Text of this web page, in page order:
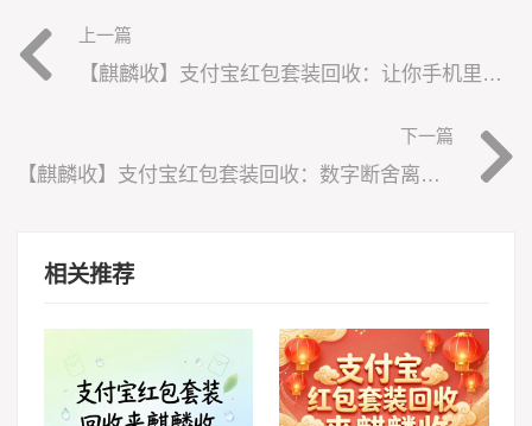
上一篇
【麒麟收】支付宝红包套装回收：让你手机里沉睡的零钱动起来
下一篇
【麒麟收】支付宝红包套装回收：数字断舍离，让闲置变现金
相关推荐